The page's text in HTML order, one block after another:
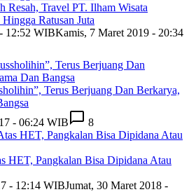
Resah, Travel PT. Ilham Wisata
Ratusan Juta
12:52 WIBKamis, 7 Maret 2019 - 20:34
Terus Berjuang Dan Berkarya,
- 06:24 WIB
8
HET, Pangkalan Bisa Dipidana Atau
- 12:14 WIBJumat, 30 Maret 2018 -